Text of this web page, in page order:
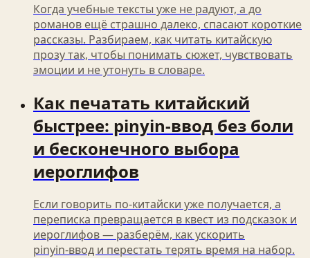
Когда учебные тексты уже не радуют, а до
романов ещё страшно далеко, спасают короткие
рассказы. Разбираем, как читать китайскую
прозу так, чтобы понимать сюжет, чувствовать
эмоции и не утонуть в словаре.
Как печатать китайский
быстрее: pinyin‑ввод без боли
и бесконечного выбора
иероглифов
Если говорить по‑китайски уже получается, а
переписка превращается в квест из подсказок и
иероглифов — разберём, как ускорить
pinyin‑ввод и перестать терять время на набор.